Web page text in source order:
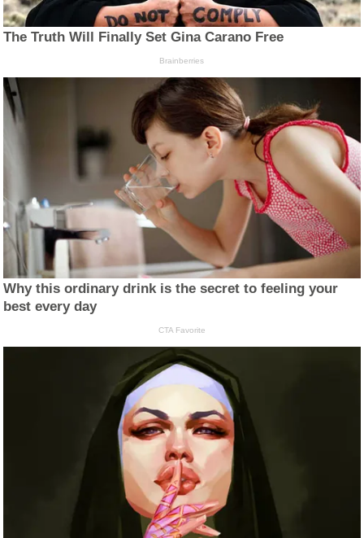
The Truth Will Finally Set Gina Carano Free
Brainberries
Why this ordinary drink is the secret to feeling your
best every day
CTA Favorite